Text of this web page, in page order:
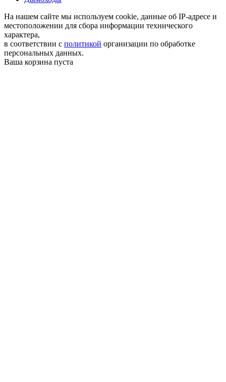
На нашем сайте мы используем cookie, данные об IP-адресе и
местоположении для сбора информации технического
характера,
в соответствии с политикой организации по обработке
персональных данных.
Ваша корзина пуста